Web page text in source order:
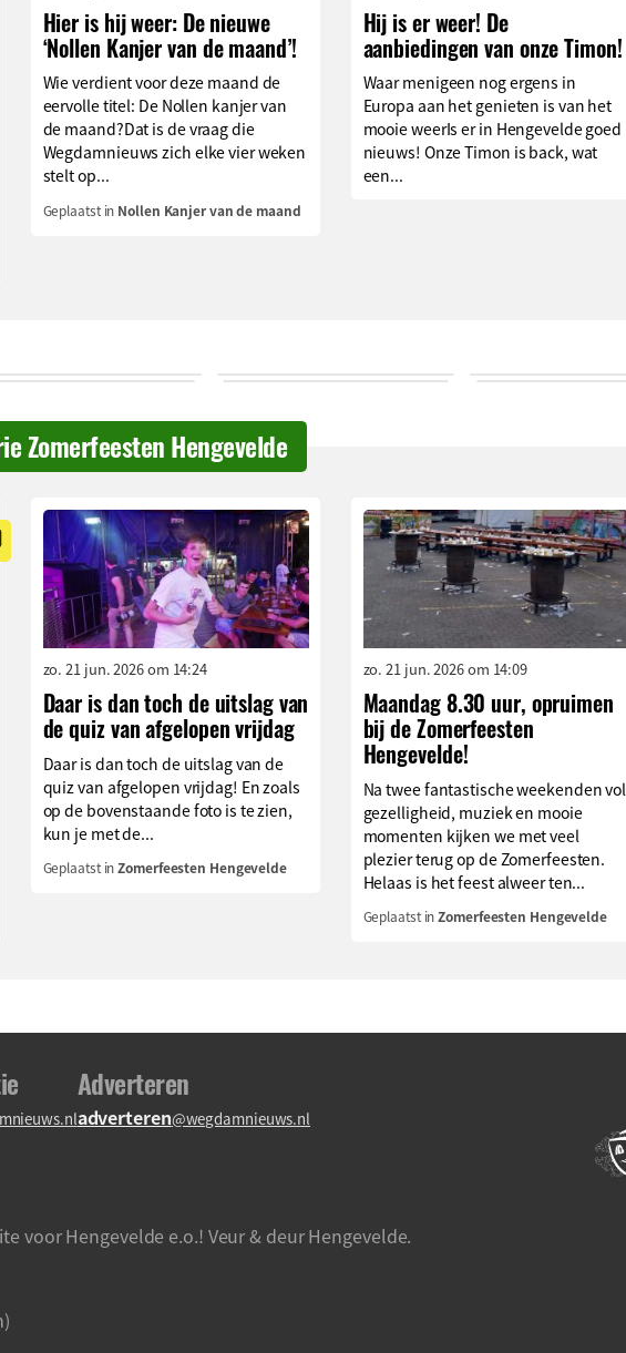
Hier is hij weer: De nieuwe
‘Nollen Kanjer van de maand’!
Wie verdient voor deze maand de
eervolle titel: De Nollen kanjer van
de maand?Dat is de vraag die
Wegdamnieuws zich elke vier weken
stelt op...
Geplaatst in Nollen Kanjer van de maand
Hij is er weer! De
aanbiedingen van onze Timon!
Waar menigeen nog ergens in
Europa aan het genieten is van het
mooie weerIs er in Hengevelde goed
nieuws! Onze Timon is back, wat
een...
Zomerfeesten Hengevelde
zo. 21 jun. 2026 om 14:24
Daar is dan toch de uitslag van
de quiz van afgelopen vrijdag
Daar is dan toch de uitslag van de
quiz van afgelopen vrijdag! En zoals
op de bovenstaande foto is te zien,
kun je met de...
Geplaatst inZomerfeesten Hengevelde
zo. 21 jun. 2026 om 14:09
Maandag 8.30 uur, opruimen
bij de Zomerfeesten
Hengevelde!
Na twee fantastische weekenden vol
gezelligheid, muziek en mooie
momenten kijken we met veel
plezier terug op de Zomerfeesten.
Helaas is het feest alweer ten...
Geplaatst inZomerfeesten Hengevelde
Adverteren
adverteren@wegdamnieuws.nl
voor Hengevelde e.o.! Veur & deur Hengevelde.